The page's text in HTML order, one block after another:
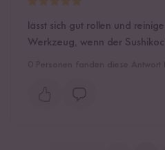
lässt sich gut rollen und
Werkzeug, wenn der